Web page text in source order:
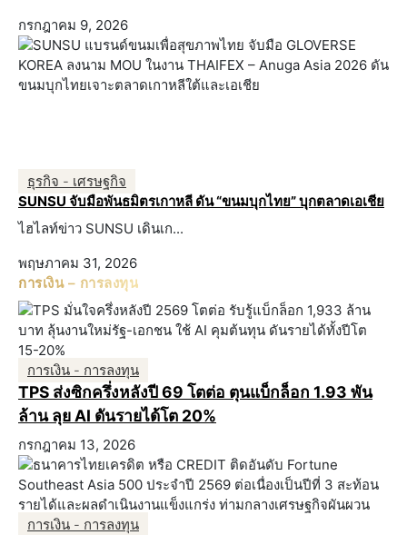
กรกฎาคม 9, 2026
ธุรกิจ - เศรษฐกิจ
SUNSU จับมือพันธมิตรเกาหลี ดัน “ขนมบุกไทย” บุกตลาดเอเชีย
ไฮไลท์ข่าว SUNSU เดินเก...
พฤษภาคม 31, 2026
การเงิน – การลงทุน
การเงิน - การลงทุน
TPS ส่งซิกครึ่งหลังปี 69 โตต่อ ตุนแบ็กล็อก 1.93 พัน
ล้าน ลุย AI ดันรายได้โต 20%
กรกฎาคม 13, 2026
การเงิน - การลงทุน